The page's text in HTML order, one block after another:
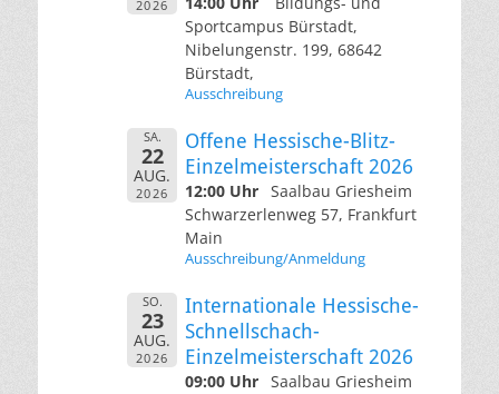
2026
Sportcampus Bürstadt,
Nibelungenstr. 199, 68642
Bürstadt,
Ausschreibung
SA.
22
AUG.
2026
Offene Hessische-Blitz-
Einzelmeisterschaft 2026
12:00 Uhr Saalbau Griesheim
Schwarzerlenweg 57, Frankfurt
Main
Ausschreibung/Anmeldung
SO.
23
AUG.
2026
Internationale Hessische-
Schnellschach-
Einzelmeisterschaft 2026
09:00 Uhr Saalbau Griesheim